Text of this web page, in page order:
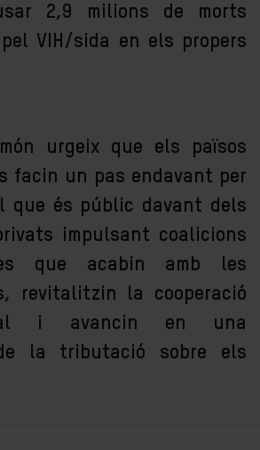
2,9 milions de morts
VIH/sida en els propers
urgeix que els països
facin un pas endavant per
que és públic davant dels
impulsant coalicions
que acabin amb les
revitalitzin la cooperació
i avancin en una
la tributació sobre els